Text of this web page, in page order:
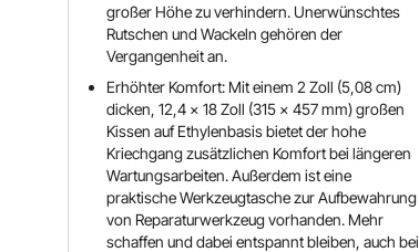
großer Höhe zu verhindern. Unerwünschtes
Rutschen und Wackeln gehören der
Vergangenheit an.
Erhöhter Komfort: Mit einem 2 Zoll (5,08 cm)
dicken, 12,4 x 18 Zoll (315 x 457 mm) großen
Kissen auf Ethylenbasis bietet der hohe
Kriechgang zusätzlichen Komfort bei längeren
Wartungsarbeiten. Außerdem ist eine
praktische Werkzeugtasche zur Aufbewahrung
von Reparaturwerkzeug vorhanden. Mehr
schaffen und dabei entspannt bleiben, auch bei